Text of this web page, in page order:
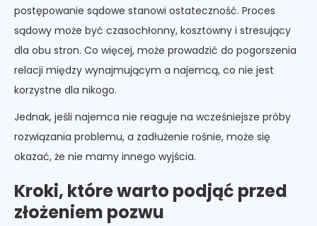
postępowanie sądowe stanowi ostateczność. Proces
sądowy może być czasochłonny, kosztowny i stresujący
dla obu stron. Co więcej, może prowadzić do pogorszenia
relacji między wynajmującym a najemcą, co nie jest
korzystne dla nikogo.
Jednak, jeśli najemca nie reaguje na wcześniejsze próby
rozwiązania problemu, a zadłużenie rośnie, może się
okazać, że nie mamy innego wyjścia.
Kroki, które warto podjąć przed
złożeniem pozwu